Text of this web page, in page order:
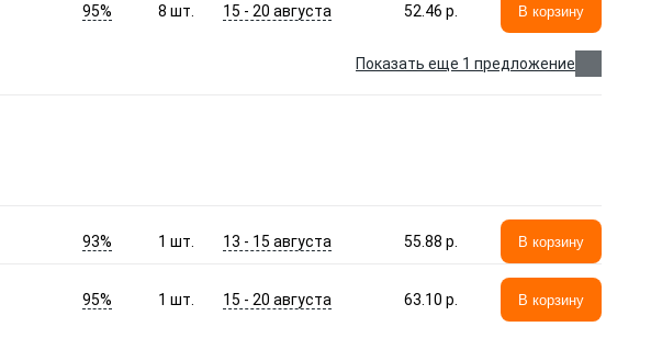
95% 8 шт. 15 - 20 августа 52.46 p. В корзину
Показать еще 1 предложение
93% 1 шт. 13 - 15 августа 55.88 p. В корзину
95% 1 шт. 15 - 20 августа 63.10 p. В корзину